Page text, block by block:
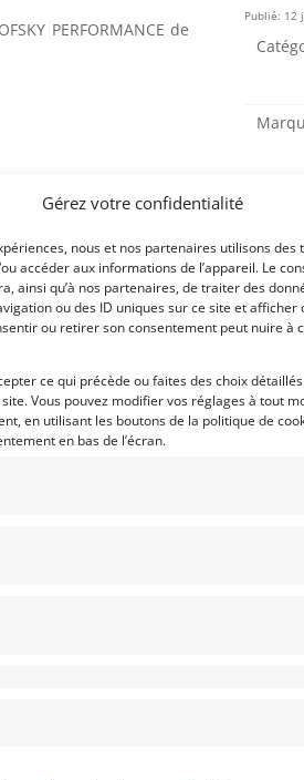
Gérez votre confidentialité
nous et nos partenaires utilisons des
accéder aux informations de l’appareil. Le
ainsi qu’à nos partenaires, de traiter des
ou des ID uniques sur ce site et afficher
ou retirer son consentement peut nuire à
ce qui précède ou faites des choix
Vous pouvez modifier vos réglages à tout
en utilisant les boutons de la politique de
en bas de l’écran.
PERFORMANCE de
Publié: 12